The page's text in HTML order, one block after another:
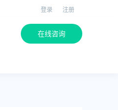
登录 注册
在线咨询